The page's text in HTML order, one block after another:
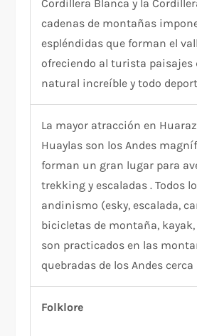
Cordillera Blanca y la
cadenas de montañas
espléndidas que forman el
ofreciendo al turista paisajes
natural increíble y todo
La mayor atracción en
Huaylas son los Andes
forman un gran lugar para
trekking y escaladas . Todos
andinismo (esky, escalada,
bicicletas de montaña,
son practicados en las
quebradas de los Andes cerca
Folklore